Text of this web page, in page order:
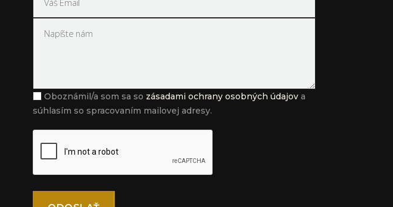
Oboznámil/a som sa so zásadami ochrany osobných údajov a
súhlasím so spracovaním mailovej adresy.